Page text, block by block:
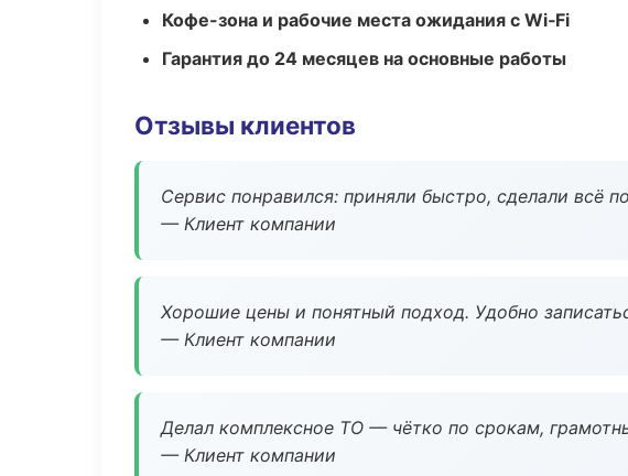
Кофе-зона и рабочие места ожидания с Wi‑Fi
Гарантия до 24 месяцев на основные работы
Отзывы клиентов
Сервис понравился: приняли быстро, сделали всё
— Клиент компании
Хорошие цены и понятный подход. Удобно
— Клиент компании
Делал комплексное ТО — чётко по срокам,
— Клиент компании